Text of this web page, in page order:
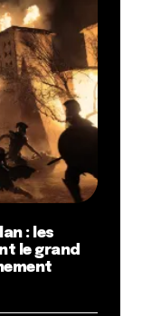
: les
le grand